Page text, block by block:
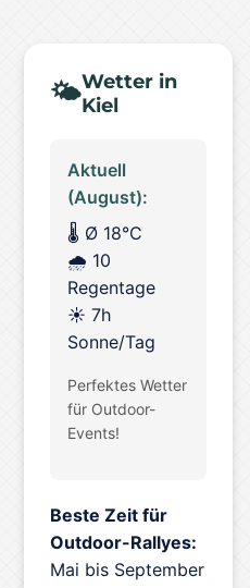
🌤️Wetter in
Kiel
Aktuell
(August):
🌡️ Ø 18°C
🌧️ 10
Regentage
☀️ 7h
Sonne/Tag
Perfektes Wetter
für Outdoor-
Events!
Beste Zeit für
Outdoor-Rallyes:
Mai bis September